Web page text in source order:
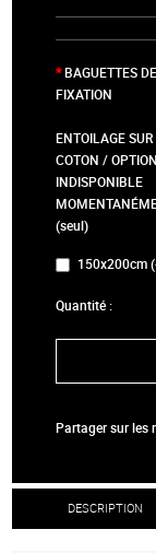
BAGUETTES DE
FIXATION
ENTOILAGE SUR
COTON / OPTION
INDISPONIBLE
(seul)
150x200cm
Quantité :
Partager sur les
DESCRIPTION